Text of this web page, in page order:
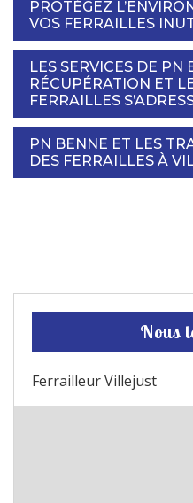
PROTÉGEZ
VOS FERRAILLES
LES SERVICES DE PN
RÉCUPÉRATION ET
FERRAILLES
PN BENNE ET LES
DES FERRAILLES À
Nous
Ferrailleur Villejust